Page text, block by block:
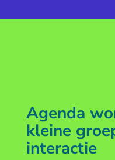
Agenda
kleine
interactie